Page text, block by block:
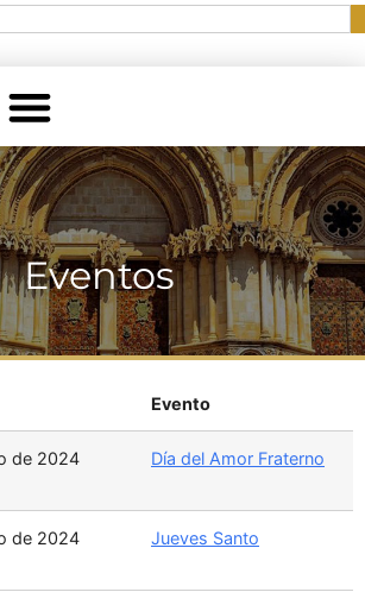
Eventos
Evento
de 2024
Día del Amor Fraterno
de 2024
Jueves Santo